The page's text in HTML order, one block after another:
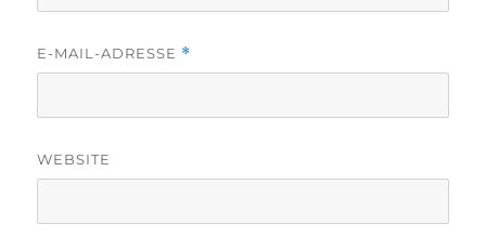
E-MAIL-ADRESSE *
WEBSITE